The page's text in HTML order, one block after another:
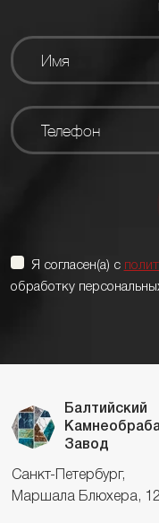
Я согласен(а) с
обработку
Балтийский
Завод
Санкт-Петербург,
Маршала Блюхера,